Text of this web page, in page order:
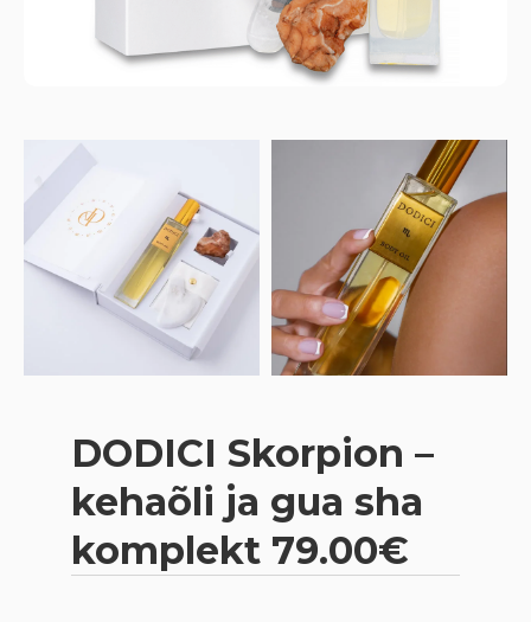
DODICI Skorpion –
kehaõli ja gua sha
komplekt 79.00€